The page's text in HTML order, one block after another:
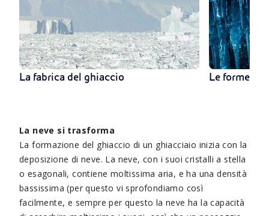
La fabrica del ghiaccio Le forme
La neve si trasforma
La formazione del ghiaccio di un ghiacciaio inizia con la
deposizione di neve. La neve, con i suoi cristalli a stella
o esagonali, contiene moltissima aria, e ha una densità
bassissima (per questo vi sprofondiamo così
facilmente, e sempre per questo la neve ha la capacità